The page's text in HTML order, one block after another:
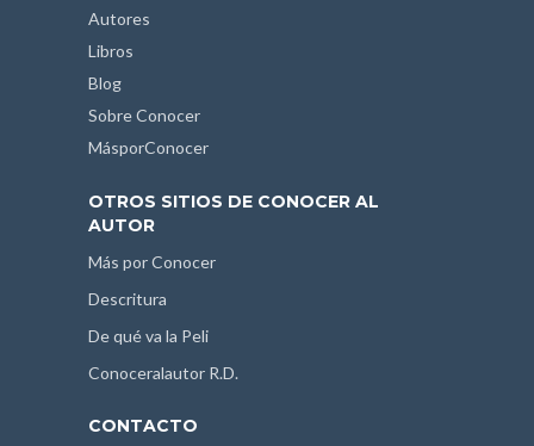
Autores
Libros
Blog
Sobre Conocer
MásporConocer
OTROS SITIOS DE CONOCER AL
AUTOR
Más por Conocer
Descritura
De qué va la Peli
Conoceralautor R.D.
CONTACTO